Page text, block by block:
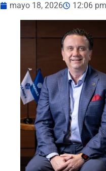
mayo 18, 2026 12:06 pm